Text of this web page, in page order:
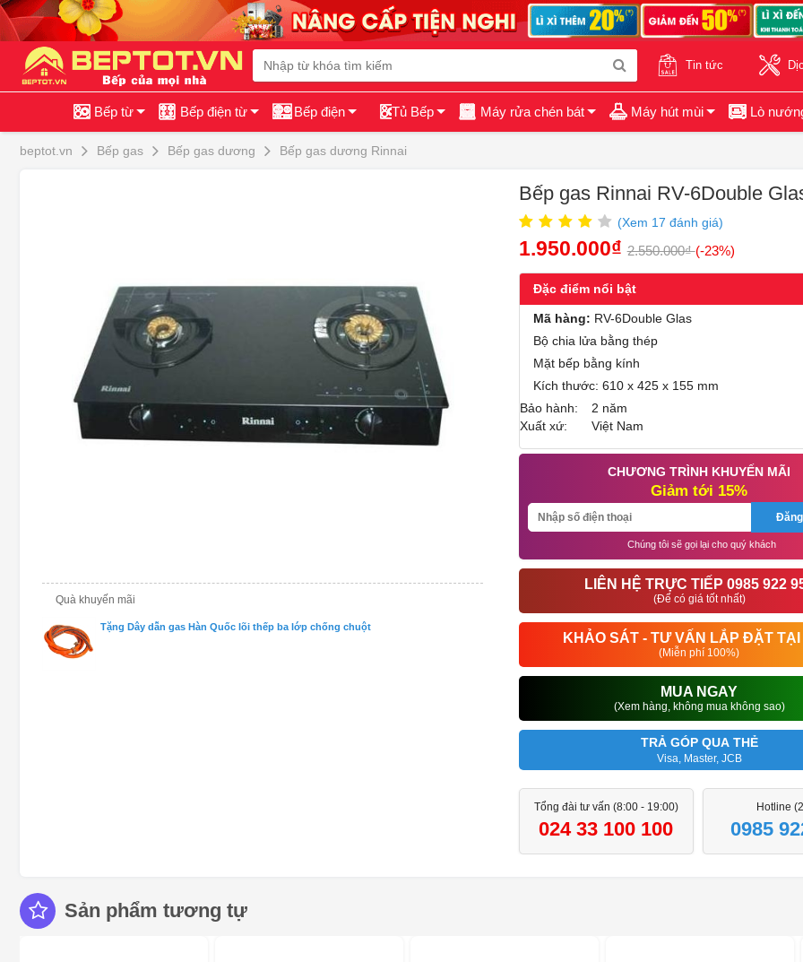
Tin tức
Bếp từ Bếp điện từ Bếp điện Tủ Bếp Máy rửa chén bát Máy hút mùi Lò
beptot.vn Bếp gas Bếp gas dương Bếp gas dương Rinnai
Quà khuyến mãi
Tặng Dây dẫn gas Hàn Quốc lõi thếp ba lớp chống chuột
Bếp gas Rinnai RV-6Double
(Xem 17 đánh giá)
1.950.000₫ 2.550.000₫(-23%)
Đặc điểm nổi bật
Mã hàng: RV-6Double Glas
Bộ chia lửa bằng thép
Mặt bếp bằng kính
Kích thước: 610 x 425 x 155 mm
Bảo hành:
2 năm
Xuất xứ:
Việt Nam
CHƯƠNG TRÌNH KHUYẾN MÃI
Giảm tới 15%
Chúng tôi sẽ gọi lại cho quý khách
LIÊN HỆ TRỰC TIẾP 0985 922
(Để có giá tốt nhất)
KHẢO SÁT - TƯ VẤN LẮP ĐẶT TẠI
(Miễn phí 100%)
MUA NGAY
(Xem hàng, không mua không sao)
TRẢ GÓP QUA THẺ
Visa, Master, JCB
Tổng đài tư vấn (8:00 - 19:00)
024 33 100 100
Hotline
0985
Sản phẩm tương tự